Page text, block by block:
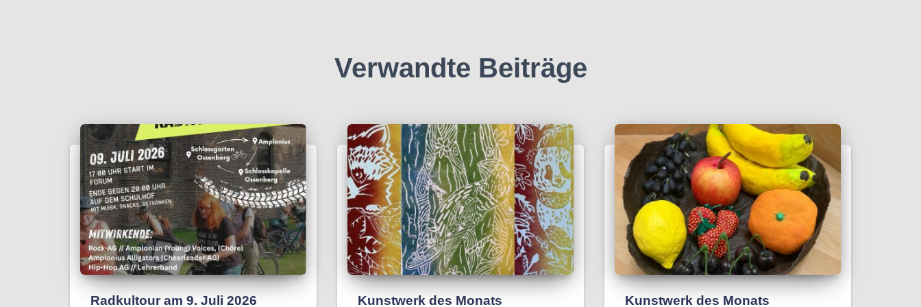
Verwandte Beiträge
Radkultour am 9. Juli 2026 Kunstwerk des Monats Kunstwerk des Monats